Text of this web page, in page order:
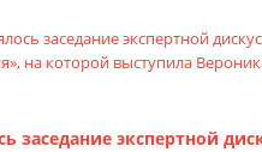
заседание экспертной